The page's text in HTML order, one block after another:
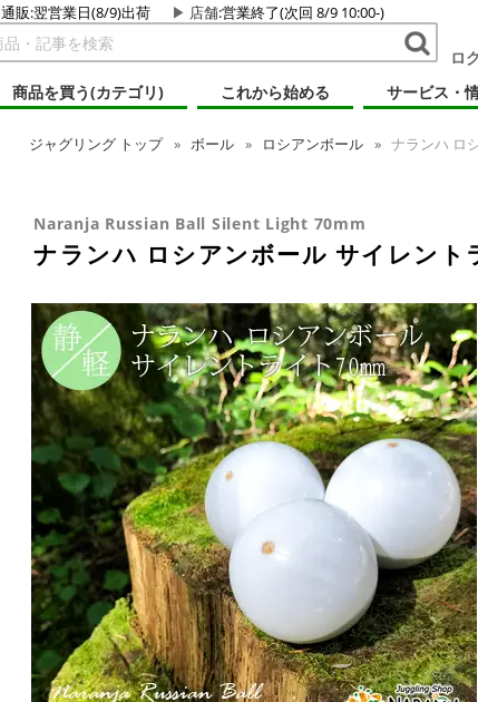
通販:翌営業日(8/9)出荷 店舗:営業終了(次回 8/9 10:00-)
ロ
商品を買う(カテゴリ)
これから始める サービス・
ジャグリング トップ ボール ロシアンボール ナランハ ロ
Naranja Russian Ball Silent Light 70mm
ナランハ ロシアンボール サイレン